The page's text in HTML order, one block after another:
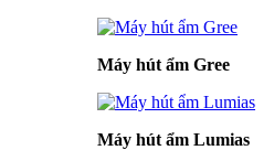
Máy hút ẩm Gree
Máy hút ẩm Lumias